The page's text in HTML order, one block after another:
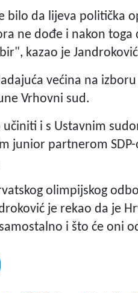
bilo da lijeva politička
ne dođe i nakon
kazao je
većina na
Vrhovni sud.
i s Ustavnim
junior partnerom
olimpijskog
je rekao da je
i što će oni